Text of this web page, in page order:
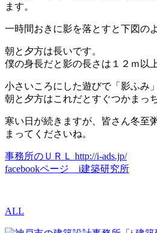
ます。
一時間おきに影を落とすと下図の
朝と夕方は長いです。
僕の身長だと影の長さは１２ｍ以
小さいころにした遊びで「影ふみ
朝と夕方はこれだとすぐつかまっ
寒い日が続きますが、皆さん冬至
まってくださいね。
事務所のＵＲＬ http://i-ads.jp/
facebookページ i建築研究所
ALL